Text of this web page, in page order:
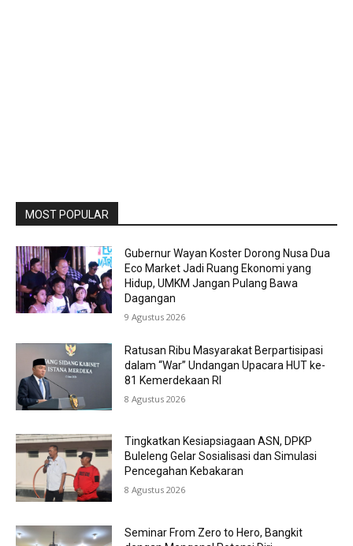
MOST POPULAR
Gubernur Wayan Koster Dorong Nusa Dua
Eco Market Jadi Ruang Ekonomi yang
Hidup, UMKM Jangan Pulang Bawa
Dagangan
9 Agustus 2026
Ratusan Ribu Masyarakat Berpartisipasi
dalam “War” Undangan Upacara HUT ke-
81 Kemerdekaan RI
8 Agustus 2026
Tingkatkan Kesiapsiagaan ASN, DPKP
Buleleng Gelar Sosialisasi dan Simulasi
Pencegahan Kebakaran
8 Agustus 2026
Seminar From Zero to Hero, Bangkit